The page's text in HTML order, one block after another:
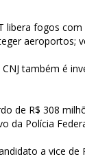
libera fogos
aeroportos;
também é
de R$ 308
da Polícia
a vice